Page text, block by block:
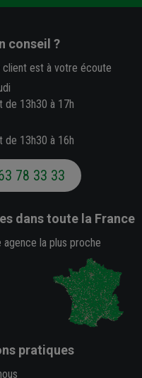
conseil ?
client est à votre écoute
de 13h30 à 17h
de 13h30 à 16h
78 33 33
dans toute la France
la plus proche
pratiques